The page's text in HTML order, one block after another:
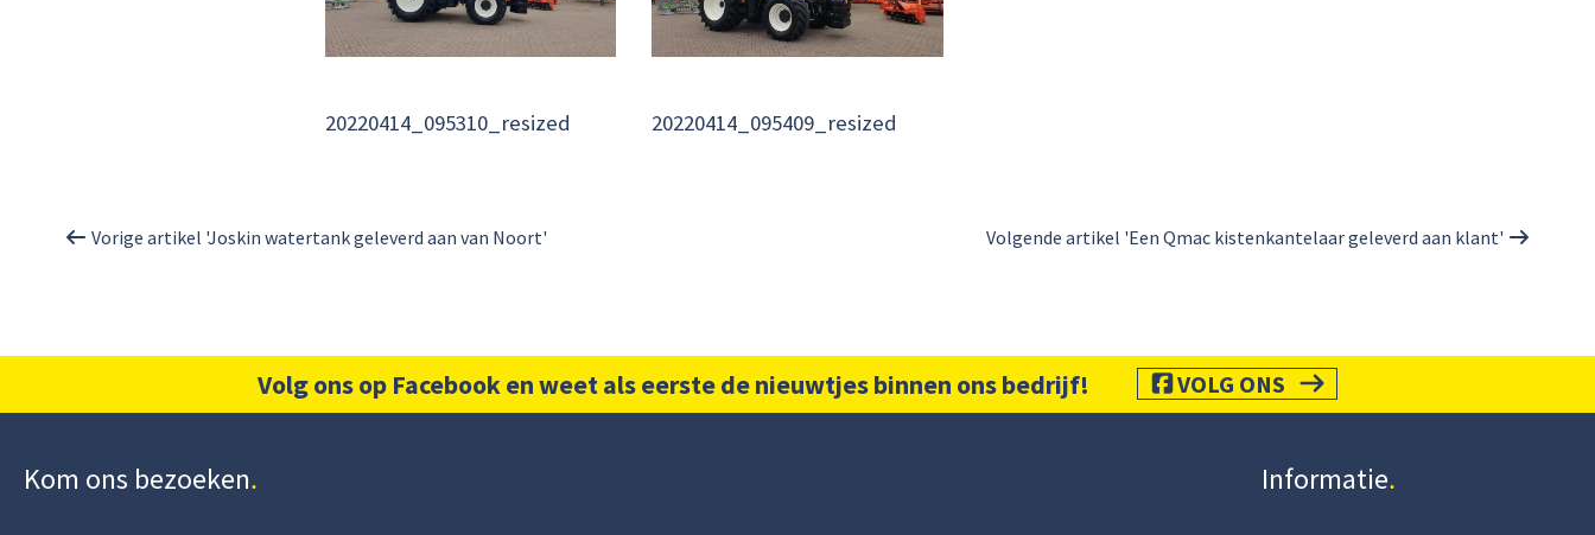
20220414_095310_resized 20220414_095409_resized
Volgende artikel 'Een Qmac kistenkantelaar geleverd aan klant'
Vorige artikel 'Joskin watertank geleverd aan van Noort'
Volg ons op Facebook en weet als eerste de nieuwtjes binnen ons bedrijf! VOLG ONS
Kom ons bezoeken Informatie